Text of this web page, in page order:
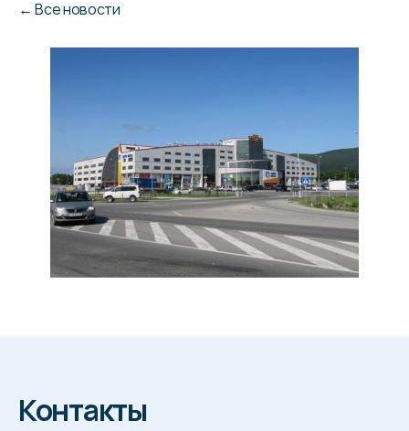
←Все новости
Контакты